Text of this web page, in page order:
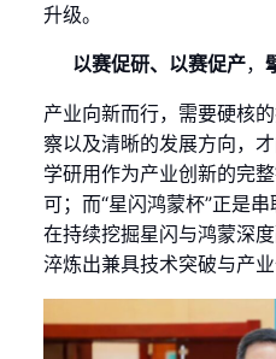
升级。
以赛促研、以赛促产，
产业向新而行，需要硬核
察以及清晰的发展方向，
学研用作为产业创新的完
可；而“星闪鸿蒙杯”正是串
在持续挖掘星闪与鸿蒙深
淬炼出兼具技术突破与产业